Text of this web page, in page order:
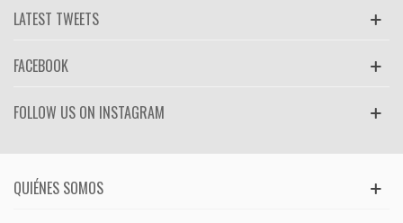
LATEST TWEETS
FACEBOOK
FOLLOW US ON INSTAGRAM
QUIÉNES SOMOS